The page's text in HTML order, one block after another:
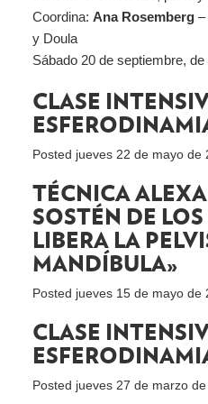
Coordina: Ana Rosemberg–
y Doula
Sábado 20 de septiembre, de
CLASE
Posted jueves 22 de mayo de
TÉCNICA
SOSTÉN DE
LIBERA LA
MANDÍBULA»
Posted jueves 15 de mayo de
CLASE
Posted jueves 27 de marzo